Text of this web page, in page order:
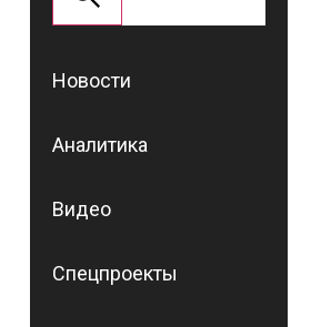
Новости
Аналитика
Видео
Спецпроекты